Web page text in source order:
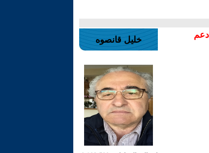
دعم
خليل قانصوه